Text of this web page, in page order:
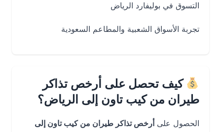
التسوق في بوليفارد الرياض
تجربة الأسواق الشعبية والمطاعم السعودية
كيف تحصل على أرخص تذاكر
طيران من كيب تاون إلى الرياض؟
الحصول علىأرخص تذاكر طيران من كيب تاون إلى